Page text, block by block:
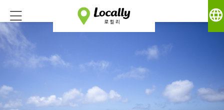
language